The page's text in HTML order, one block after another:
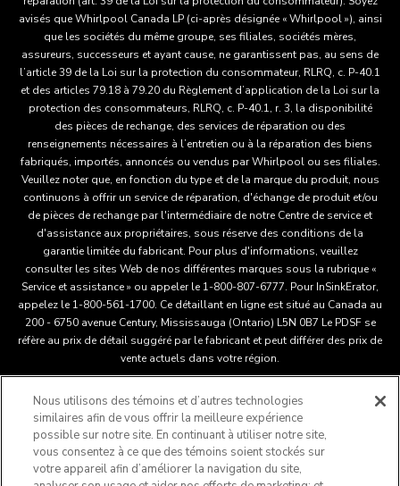
avisés que Whirlpool Canada LP (ci-après désignée « Whirlpool »), ainsi
que les sociétés du même groupe, ses filiales, sociétés mères,
assureurs, successeurs et ayant cause, ne garantissent pas, au sens de
l’article 39 de la Loi sur la protection du consommateur, RLRQ, c. P-40.1
et des articles 79.18 à 79.20 du Règlement d’application de la Loi sur la
protection des consommateurs, RLRQ, c. P-40.1, r. 3, la disponibilité
des pièces de rechange, des services de réparation ou des
renseignements nécessaires à l’entretien ou à la réparation des biens
fabriqués, importés, annoncés ou vendus par Whirlpool ou ses filiales.
Veuillez noter que, en fonction du type et de la marque du produit, nous
continuons à offrir un service de réparation, d'échange de produit et/ou
de pièces de rechange par l'intermédiaire de notre Centre de service et
d'assistance aux propriétaires, sous réserve des conditions de la
garantie limitée du fabricant. Pour plus d'informations, veuillez
consulter les sites Web de nos différentes marques sous la rubrique «
Service et assistance » ou appeler le 1-800-807-6777. Pour InSinkErator,
appelez le 1-800-561-1700. Ce détaillant en ligne est situé au Canada au
200 - 6750 avenue Century, Mississauga (Ontario) L5N 0B7 Le PDSF se
réfère au prix de détail suggéré par le fabricant et peut différer des prix de
vente actuels dans votre région.
Ce détaillant en ligne est situé au Canada au 200 - 6750
avenue Century, Mississauga (Ontario) L5N 0B7 Le PDSF se
réfère au prix de détail suggéré par le fabricant et peut différer
des prix de vente actuels dans votre région.®
Nous utilisons des témoins et d’autres technologies
similaires afin de vous offrir la meilleure expérience
possible sur notre site. En continuant à utiliser notre site,
vous consentez à ce que des témoins soient stockés sur
votre appareil afin d’améliorer la navigation du site,